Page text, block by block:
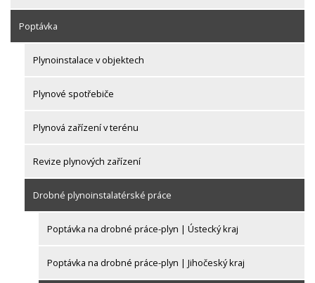
Poptávka
Plynoinstalace v objektech
Plynové spotřebiče
Plynová zařízení v terénu
Revize plynových zařízení
Drobné plynoinstalatérské práce
Poptávka na drobné práce-plyn | Ústecký kraj
Poptávka na drobné práce-plyn | Jihočeský kraj